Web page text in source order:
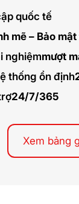
quốc tế
mẽ – Bảo
nghiệmmượt
thống ổn định
24/7/365
Xem bảng